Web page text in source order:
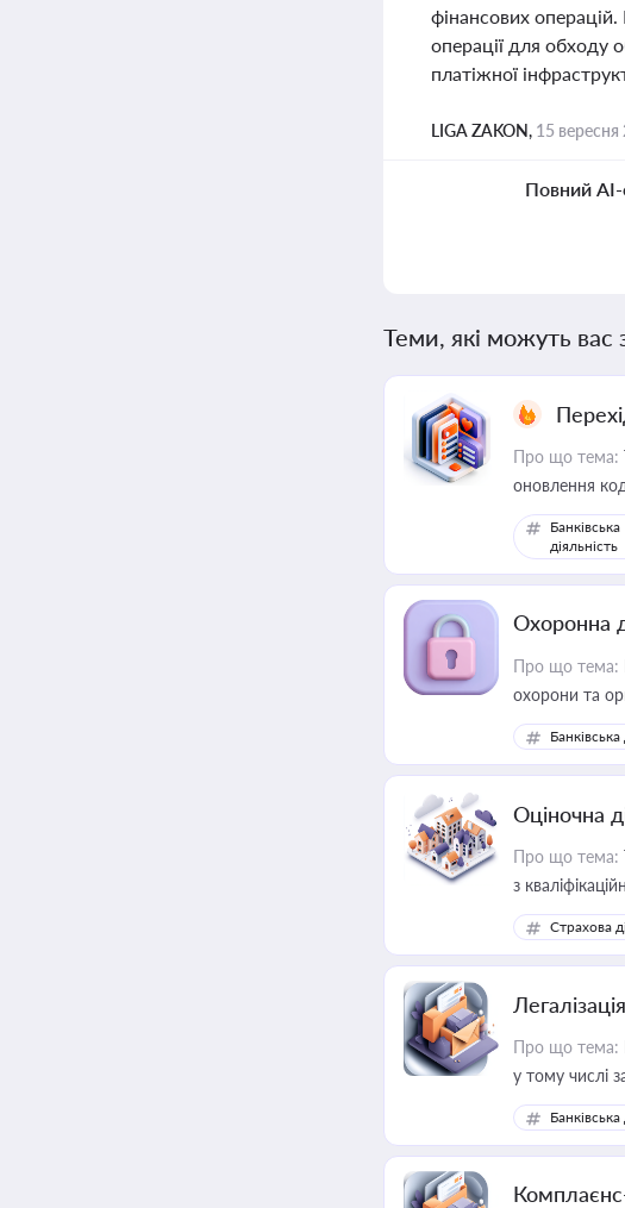
фінансових операцій.
операції для обходу
платіжної
LIGA ZAKON, 15 вересня
Повний AI-
Теми, які можуть вас
Про що тема:
оновлення
Банківська
діяльність
Охоронна
Про що тема:
охорони та
Банківська
Оціночна
Про що тема:
з
медійних
Страхова
Про що тема:
у тому числі
ризиків
Банківська